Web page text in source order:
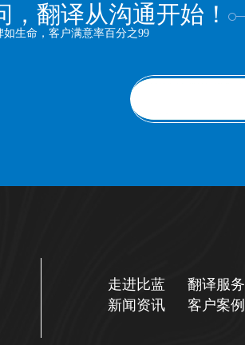
，翻译从沟通开始！
如生命，客户满意率百分之99
走进比蓝 翻译服务
新闻资讯
客户案例